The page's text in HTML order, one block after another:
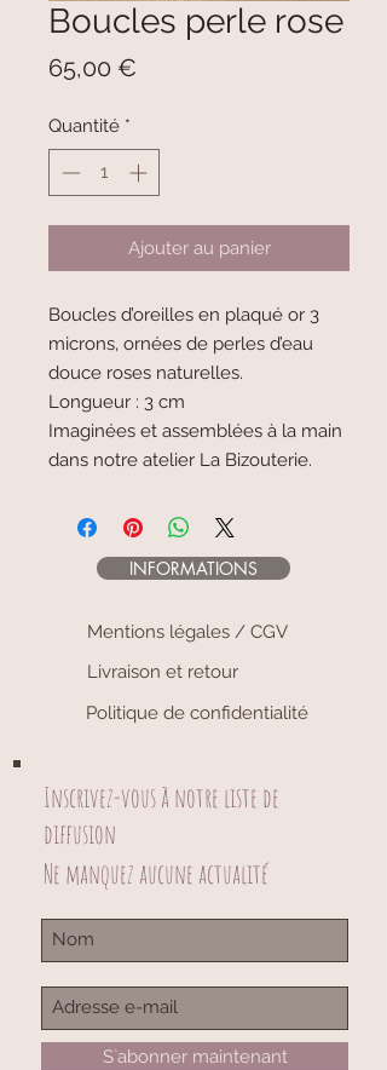
Boucles perle rose
65,00 €
Quantité *
Ajouter au panier
Boucles d’oreilles en plaqué or 3
microns, ornées de perles d’eau
douce roses naturelles.
Longueur : 3 cm
Imaginées et assemblées à la main
dans notre atelier La Bizouterie.
INFORMATIONS
Mentions légales / CGV
Livraison et retour
Politique de confidentialité
Inscrivez-vous à notre liste de
diffusion
Ne manquez aucune actualité
S`abonner maintenant